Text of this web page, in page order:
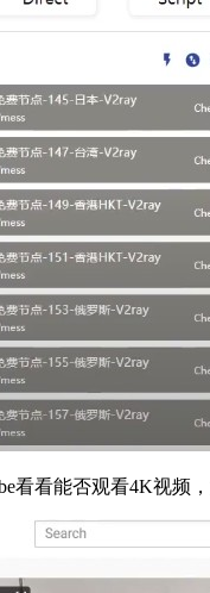
看看能否观看4K视频